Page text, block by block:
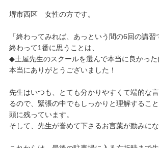
堺市西区 女性の方です。
「終わってみれば、あっという間の6回の講習
終わって1番に思うことは、
◆土屋先生のスクールを選んで本当に良かっ
本当にありがとうございました！
先生はいつも、とても分かりやすくて端的な
るので、緊張の中でもしっかりと理解すること
頭に残っています。
そして、先生が誉めて下さるお言葉が励みにな